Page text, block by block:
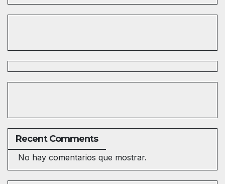
Recent Comments
No hay comentarios que mostrar.